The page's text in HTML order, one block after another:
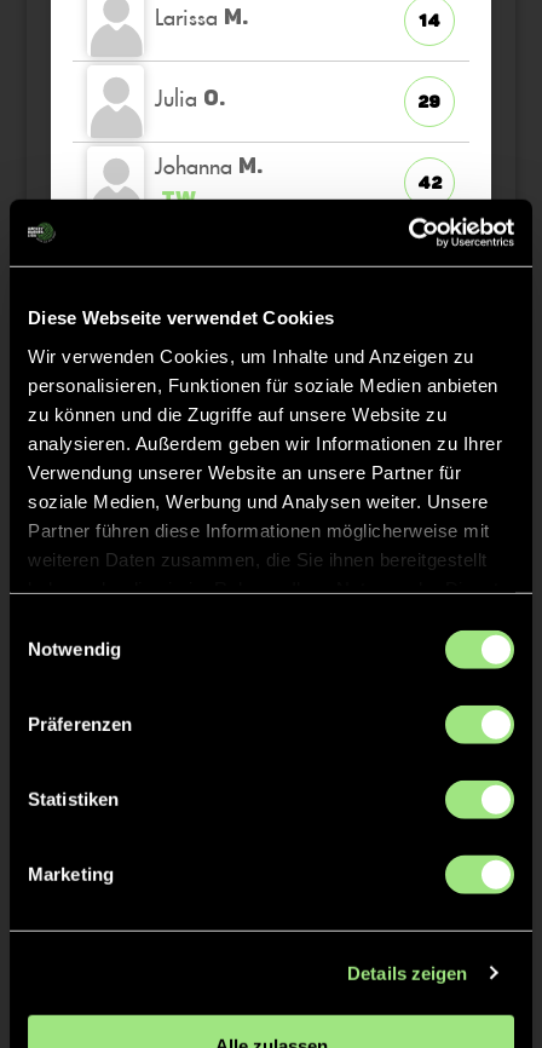
Diese Webseite verwendet Cookies
Wir verwenden Cookies, um Inhalte und Anzeigen zu
personalisieren, Funktionen für soziale Medien anbieten
zu können und die Zugriffe auf unsere Website zu
analysieren. Außerdem geben wir Informationen zu Ihrer
Verwendung unserer Website an unsere Partner für
soziale Medien, Werbung und Analysen weiter. Unsere
Partner führen diese Informationen möglicherweise mit
weiteren Daten zusammen, die Sie ihnen bereitgestellt
Notwendig
Präferenzen
Statistiken
Marketing
Details zeigen
Larissa M. 14
Julia O. 29
Johanna M.
TW
42
Miriam L. 13
Nele M. 23
Staff
TW = Torwart & ETW = Ersatztorwart, K = Kapitän